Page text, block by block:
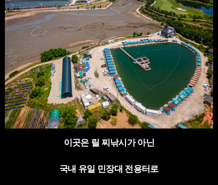
이곳은 릴 찌낚시가 아닌
국내 유일 민장대 전용터로